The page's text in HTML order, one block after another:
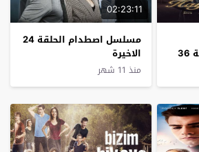
الموسم الثاني الحلقة 36
02:23:11
مسلسل اصطدام الحلقة 24
الاخيرة
منذ 11 شهر